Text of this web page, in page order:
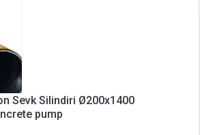
Sevk Silindiri Ø200x1400
for concrete pump